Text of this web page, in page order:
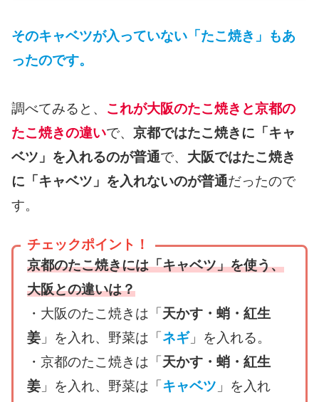
そのキャベツが入っていない「たこ焼き」もあ
ったのです。
調べてみると、 これが大阪のたこ焼きと京都の
たこ焼きの違いで、 京都ではたこ焼きに「キャ
ベツ」を入れるのが普通で、 大阪ではたこ焼き
に「キャベツ」を入れないのが普通だったので
す。
チェックポイント！
京都のたこ焼きには「キャベツ」を使う、
大阪との違いは？
・大阪のたこ焼きは「 天かす・蛸・紅生
姜 」を入れ、野菜は「 ネギ」を入れる。
・京都のたこ焼きは「 天かす・蛸・紅生
姜 」を入れ、野菜は「 キャベツ 」を入れ